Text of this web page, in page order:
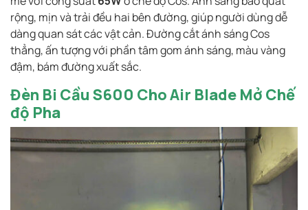
rộng, mịn và trải đều hai bên đường, giúp người dùng dễ
dàng quan sát các vật cản. Đường cắt ánh sáng Cos
thẳng, ấn tượng với phần tâm gom ánh sáng, màu vàng
đậm, bám đường xuất sắc.
Đèn Bi Cầu S600 Cho Air Blade Mở Chế
độ Pha